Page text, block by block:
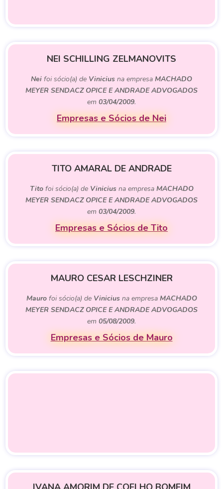
NEI SCHILLING ZELMANOVITS
Nei foi sócio(a) de Vinicius na empresa MACHADO
MEYER SENDACZ OPICE E ANDRADE ADVOGADOS
em 03/04/2009.
Empresas e Sócios de Nei
TITO AMARAL DE ANDRADE
Titofoi sócio(a) de Viniciusna empresa MACHADO
MEYER SENDACZ OPICE E ANDRADE ADVOGADOS
em 03/04/2009.
Empresas e Sócios de Tito
MAURO CESAR LESCHZINER
Maurofoi sócio(a) de Viniciusna empresa MACHADO
MEYER SENDACZ OPICE E ANDRADE ADVOGADOS
em 05/08/2009.
Empresas e Sócios de Mauro